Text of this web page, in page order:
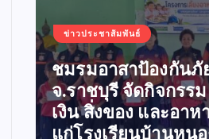
ข่าวประชาสัมพันธ์
ชมรมอาสาป้องกันภั
จ.ราชบุรี จัดกิจกรร
เงิน สิ่งของ และอาห
แก่โรงเรียนบ้านหน